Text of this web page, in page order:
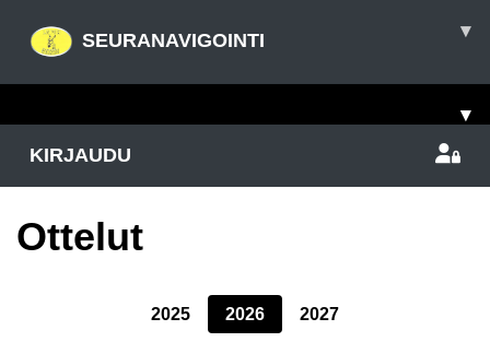
SEURANAVIGOINTI ▾
▾
KIRJAUDU
Ottelut
2025 2026 2027